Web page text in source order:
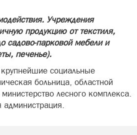
Учреждения
продукцию от текстиля,
садово-парковой мебели и
печенье).
социальные
больница, областной
лесного комплекса.
администрация.